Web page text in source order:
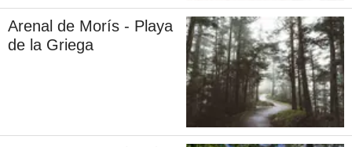
Arenal de Morís - Playa
de la Griega